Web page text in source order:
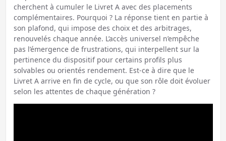
cherchent à cumuler le Livret A avec des placements
complémentaires. Pourquoi ? La réponse tient en partie à
son plafond, qui impose des choix et des arbitrages,
renouvelés chaque année. L’accès universel n’empêche
pas l’émergence de frustrations, qui interpellent sur la
pertinence du dispositif pour certains profils plus
solvables ou orientés rendement. Est-ce à dire que le
Livret A arrive en fin de cycle, ou que son rôle doit évoluer
selon les attentes de chaque génération ?